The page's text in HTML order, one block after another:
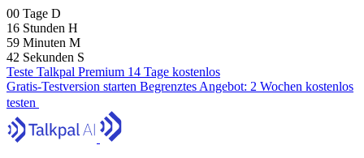
00 Tage D
16 Stunden H
59 Minuten M
41 Sekunden S
Teste Talkpal Premium 14 Tage kostenlos
Gratis-Testversion starten Begrenztes Angebot: 2 Wochen kostenlos
testen